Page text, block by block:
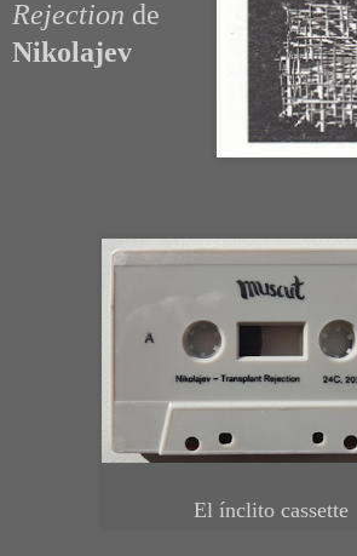
Rejection de
Nikolajev
El ínclito cassette